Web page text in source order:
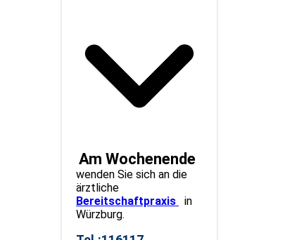
Am Wochenende
wenden Sie sich an die
ärztliche
Bereitschaftpraxis
in
Würzburg.